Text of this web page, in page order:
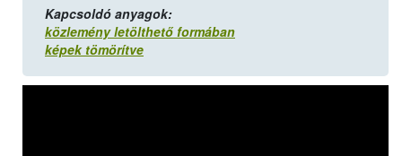
Kapcsoldó anyagok:
közlemény letölthető formában
képek tömörítve